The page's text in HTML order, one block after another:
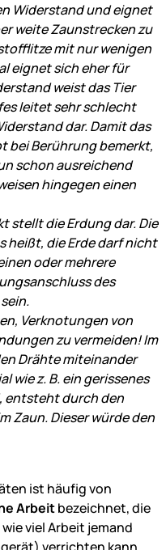
Widerstand und eignet
weite Zaunstrecken zu
mit nur wenigen
eignet sich eher für
weist das Tier
leitet sehr schlecht
dar. Damit das
bei Berührung bemerkt,
schon ausreichend
hingegen einen
stellt die Erdung dar. Die
heißt, die Erde darf nicht
oder mehrere
des
Verknotungen von
zu vermeiden! Im
Drähte miteinander
wie z. B. ein gerissenes
entsteht durch den
Zaun. Dieser würde den
ist häufig von
Arbeitbezeichnet, die
viel Arbeit jemand